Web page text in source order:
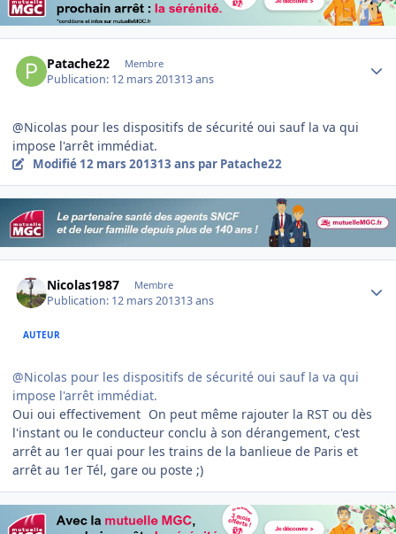
Patache22 Membre
Publication: 12 mars 201313 ans
@Nicolas pour les dispositifs de sécurité oui sauf la va qui
impose l'arrêt immédiat.
Modifié 12 mars 201313 ans par Patache22
Nicolas1987 Membre
Publication: 12 mars 201313 ans
AUTEUR
@Nicolas pour les dispositifs de sécurité oui sauf la va qui
impose l'arrêt immédiat.
Oui oui effectivement On peut même rajouter la RST ou dès
l'instant ou le conducteur conclu à son dérangement, c'est
arrêt au 1er quai pour les trains de la banlieue de Paris et
arrêt au 1er Tél, gare ou poste ;)